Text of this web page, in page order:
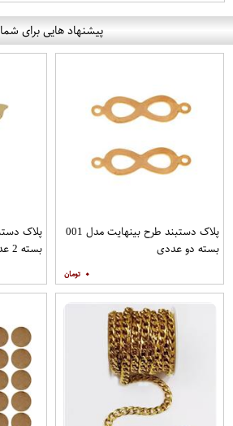
پیشنهاد هایی برای شما
پلاک دستبند طرح بینهایت مدل 001
بسته دو عددی
۰
بسته 2 عددی